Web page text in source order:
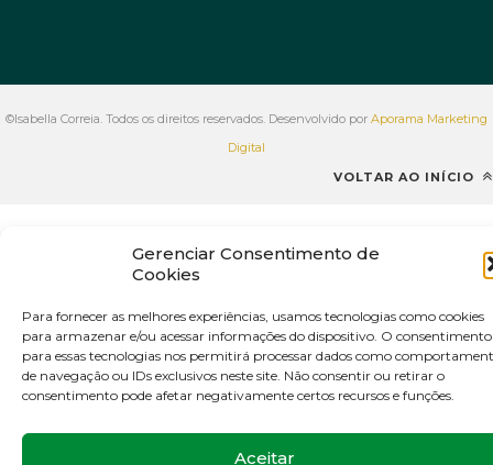
Gerenciar Consentimento de
Cookies
Para fornecer as melhores experiências, usamos tecnologias como cookies
para armazenar e/ou acessar informações do dispositivo. O consentimento
para essas tecnologias nos permitirá processar dados como
de navegação ou IDs exclusivos neste site. Não consentir ou retirar o
consentimento pode afetar negativamente certos recursos e funções.
Aceitar
©Isabella Correia. Todos os direitos reservados. Desenvolvido por Aporama Marketing
Digital
VOLTAR AO INÍCIO